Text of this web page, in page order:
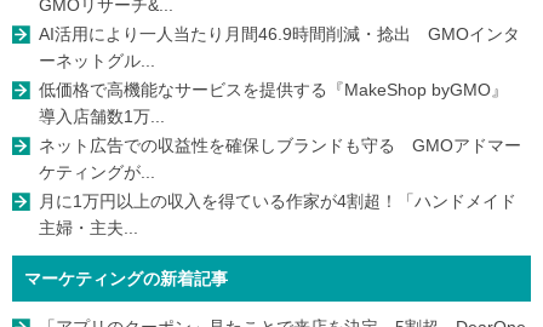
GMOリサーチ&...
AI活用により一人当たり月間46.9時間削減・捻出 GMOインタ
ーネットグル...
低価格で高機能なサービスを提供する『MakeShop byGMO』
導入店舗数1万...
ネット広告での収益性を確保しブランドも守る GMOアドマー
ケティングが...
月に1万円以上の収入を得ている作家が4割超！「ハンドメイド
主婦・主夫...
マーケティングの新着記事